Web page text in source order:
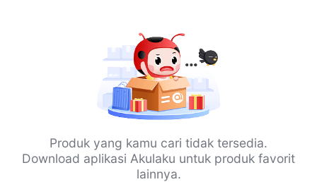
Produk yang kamu cari tidak tersedia.
Download aplikasi Akulaku untuk produk favorit
lainnya.